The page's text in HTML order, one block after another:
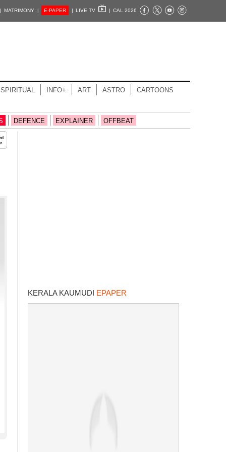
MATRIMONY | E-PAPER | LIVE TV | CAL 2026
SPIRITUAL INFO+ ART ASTRO CARTOONS
DEFENCE EXPLAINER OFFBEAT
KERALA KAUMUDI EPAPER